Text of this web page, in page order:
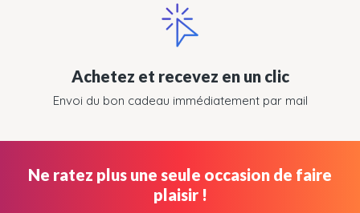
Achetez et recevez en un clic
Envoi du bon cadeau immédiatement par mail
Ne ratez plus une seule occasion de faire
plaisir !